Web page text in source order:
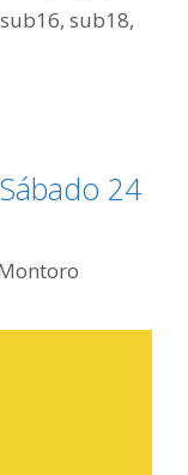
sub16, sub18,
24